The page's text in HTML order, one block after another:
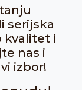
serijska
kvalitet i
nas i
izbor!